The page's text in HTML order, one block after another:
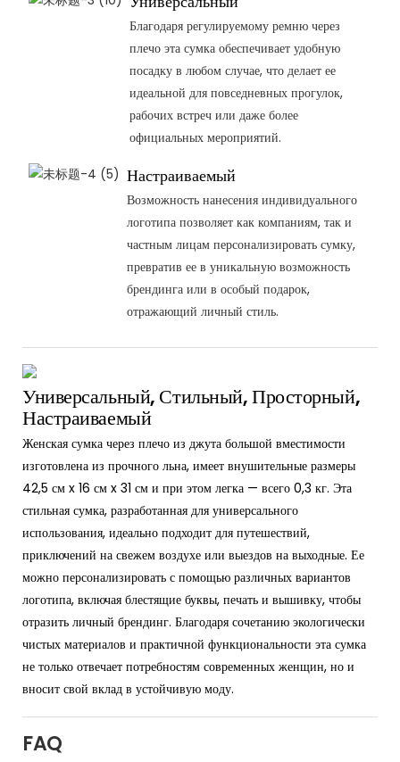
Благодаря регулируемому ремню через
плечо эта сумка обеспечивает удобную
посадку в любом случае, что делает ее
идеальной для повседневных прогулок,
рабочих встреч или даже более
официальных мероприятий.
Настраиваемый
Возможность нанесения индивидуального
логотипа позволяет как компаниям, так и
частным лицам персонализировать сумку,
превратив ее в уникальную возможность
брендинга или в особый подарок,
отражающий личный стиль.
Универсальный, Стильный, Просторный,
Настраиваемый
Женская сумка через плечо из джута большой вместимости
изготовлена ​​из прочного льна, имеет внушительные размеры
42,5 см x 16 см x 31 см и при этом легка — всего 0,3 кг. Эта
стильная сумка, разработанная для универсального
использования, идеально подходит для путешествий,
приключений на свежем воздухе или выездов на выходные. Ее
можно персонализировать с помощью различных вариантов
логотипа, включая блестящие буквы, печать и вышивку, чтобы
отразить личный брендинг. Благодаря сочетанию экологически
чистых материалов и практичной функциональности эта сумка
не только отвечает потребностям современных женщин, но и
вносит свой вклад в устойчивую моду.
FAQ